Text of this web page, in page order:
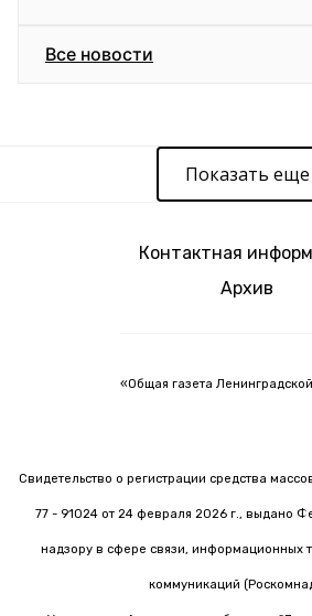
Все новости
Показать еще
Контактная
Архив
«Общая газета
Свидетельство о регистрации средства
77 - 91024 от 24 февраля 2026 г., выдано
надзору в сфере связи, информационных
коммуникаций